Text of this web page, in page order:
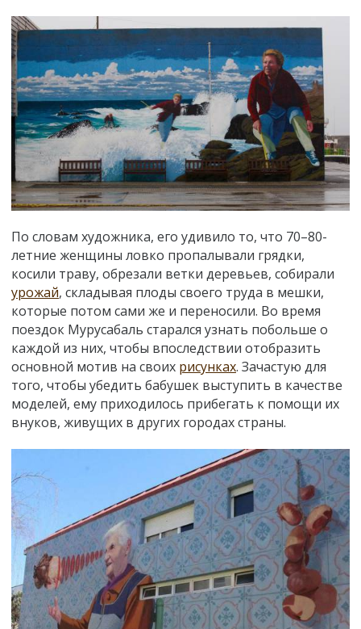
По словам художника, его удивило то, что 70–80-
летние женщины ловко пропалывали грядки,
косили траву, обрезали ветки деревьев, собирали
урожай, складывая плоды своего труда в мешки,
которые потом сами же и переносили. Во время
поездок Мурусабаль старался узнать побольше о
каждой из них, чтобы впоследствии отобразить
основной мотив на своих рисунках. Зачастую для
того, чтобы убедить бабушек выступить в качестве
моделей, ему приходилось прибегать к помощи их
внуков, живущих в других городах страны.